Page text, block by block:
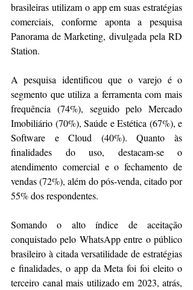
brasileiras utilizam o app em suas estratégias
comerciais, conforme aponta a pesquisa
Panorama de Marketing, divulgada pela RD
Station.
A pesquisa identificou que o varejo é o
segmento que utiliza a ferramenta com mais
frequência (74%), seguido pelo Mercado
Imobiliário (70%), Saúde e Estética (67%), e
Software e Cloud (40%). Quanto às
finalidades do uso, destacam-se o
atendimento comercial e o fechamento de
vendas (72%), além do pós-venda, citado por
55% dos respondentes.
Somando o alto índice de aceitação
conquistado pelo WhatsApp entre o público
brasileiro à citada versatilidade de estratégias
e finalidades, o app da Meta foi foi eleito o
terceiro canal mais utilizado em 2023, atrás,